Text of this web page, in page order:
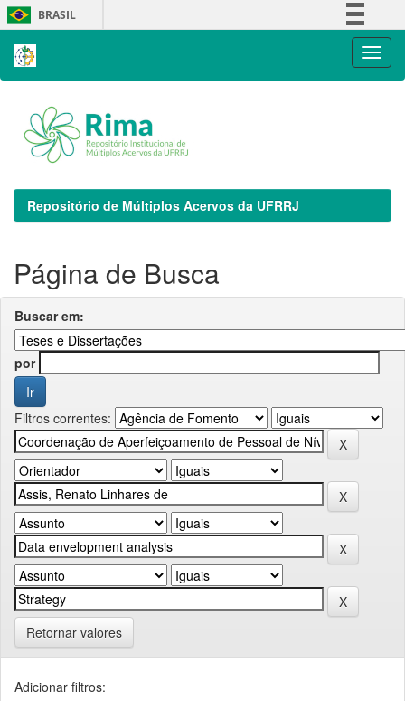
Skip
navigation
BRASIL
Repositório de Múltiplos Acervos da UFRRJ
Página de Busca
Buscar em:
por
Filtros correntes:
Retornar valores
Adicionar filtros: